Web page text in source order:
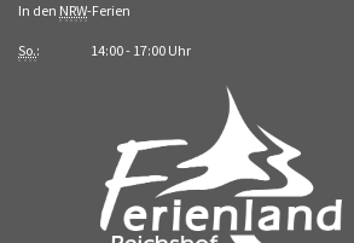
In den NRW-Ferien
So.: 14:00 - 17:00 Uhr